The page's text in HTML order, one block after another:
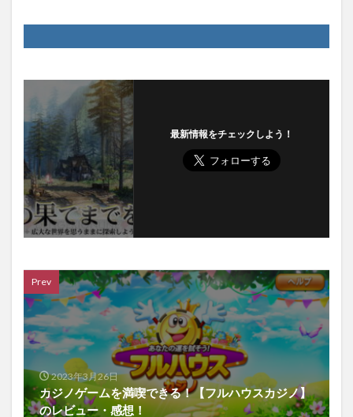
最新情報をチェックしよう！
Prev
2023年3月26日
カジノゲームを満喫できる！【フルハウスカジノ】
のレビュー・感想！